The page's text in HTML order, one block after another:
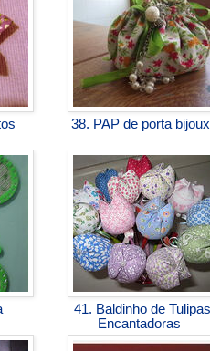
38. PAP de porta
41. Baldinho de
Encantadoras